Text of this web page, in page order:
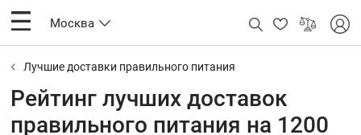
Москва
Лучшие доставки правильного питания
Рейтинг лучших доставок
правильного питания на 1200